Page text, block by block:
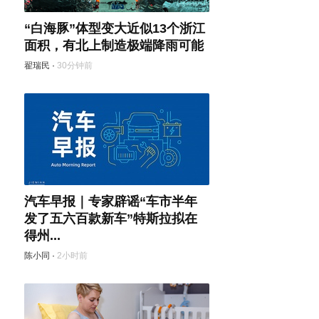
“白海豚”体型变大近似13个浙江
面积，有北上制造极端降雨可能
翟瑞民 · 30分钟前
汽车早报｜专家辟谣“车市半年
发了五六百款新车”特斯拉拟在
得州...
陈小同 · 2小时前